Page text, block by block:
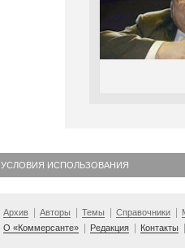
УСЛОВИЯ ИСПОЛЬЗОВАНИЯ
Архив Авторы Темы Справочники
О «Коммерсанте»
Редакция Контакты